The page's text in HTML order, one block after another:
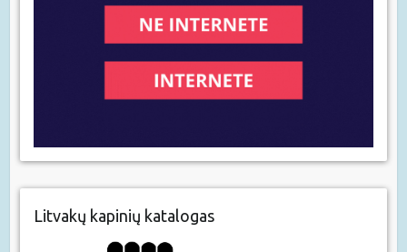
Litvakų kapinių katalogas